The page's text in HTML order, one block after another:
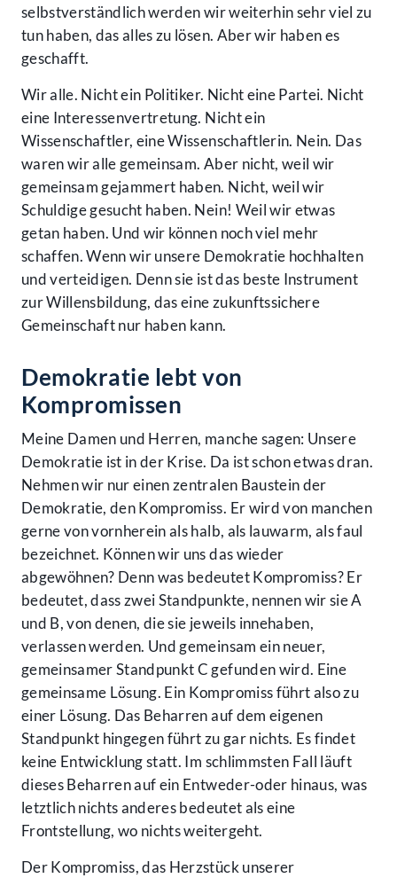
selbstverständlich werden wir weiterhin sehr viel zu
tun haben, das alles zu lösen. Aber wir haben es
geschafft.
Wir alle. Nicht ein Politiker. Nicht eine Partei. Nicht
eine Interessenvertretung. Nicht ein
Wissenschaftler, eine Wissenschaftlerin. Nein. Das
waren wir alle gemeinsam. Aber nicht, weil wir
gemeinsam gejammert haben. Nicht, weil wir
Schuldige gesucht haben. Nein! Weil wir etwas
getan haben. Und wir können noch viel mehr
schaffen. Wenn wir unsere Demokratie hochhalten
und verteidigen. Denn sie ist das beste Instrument
zur Willensbildung, das eine zukunftssichere
Gemeinschaft nur haben kann.
Demokratie lebt von
Kompromissen
Meine Damen und Herren, manche sagen: Unsere
Demokratie ist in der Krise. Da ist schon etwas dran.
Nehmen wir nur einen zentralen Baustein der
Demokratie, den Kompromiss. Er wird von manchen
gerne von vornherein als halb, als lauwarm, als faul
bezeichnet. Können wir uns das wieder
abgewöhnen? Denn was bedeutet Kompromiss? Er
bedeutet, dass zwei Standpunkte, nennen wir sie A
und B, von denen, die sie jeweils innehaben,
verlassen werden. Und gemeinsam ein neuer,
gemeinsamer Standpunkt C gefunden wird. Eine
gemeinsame Lösung. Ein Kompromiss führt also zu
einer Lösung. Das Beharren auf dem eigenen
Standpunkt hingegen führt zu gar nichts. Es findet
keine Entwicklung statt. Im schlimmsten Fall läuft
dieses Beharren auf ein Entweder-oder hinaus, was
letztlich nichts anderes bedeutet als eine
Frontstellung, wo nichts weitergeht.
Der Kompromiss, das Herzstück unserer